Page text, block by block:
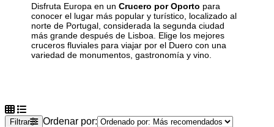
Disfruta Europa en unCrucero por Oporto para
conocer el lugar más popular y turístico, localizado al
norte de Portugal, considerada la segunda ciudad
más grande después de Lisboa. Elige los mejores
cruceros fluviales para viajar por el Duero con una
variedad de monumentos, gastronomía y vino.
Filtrar
Ordenar por: